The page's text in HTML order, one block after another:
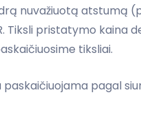
nuvažiuotą atstumą
pristatymo kaina
tiksliai.
pagal